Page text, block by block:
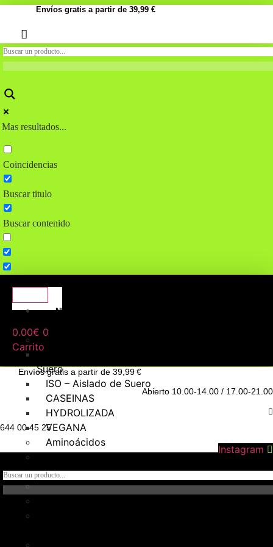
Envíos gratis a partir de 39,99 €
Mas resultados...
Coincidencias
Buscar titulo
Buscar contenido
NUTRICIÓN
Proteínas
Suero
ISO – Aislado de Suero
CASEINAS
HYDROLIZADA
VEGANA
Aminoácidos
Hidratos de carbono
Pre – entrenos
0.00€ 0
Carrito
Envíos gratis a partir de 39,99 €
Abierto 10.00-14.00 / 17.00-21.00
644 00 45 25
Instagram